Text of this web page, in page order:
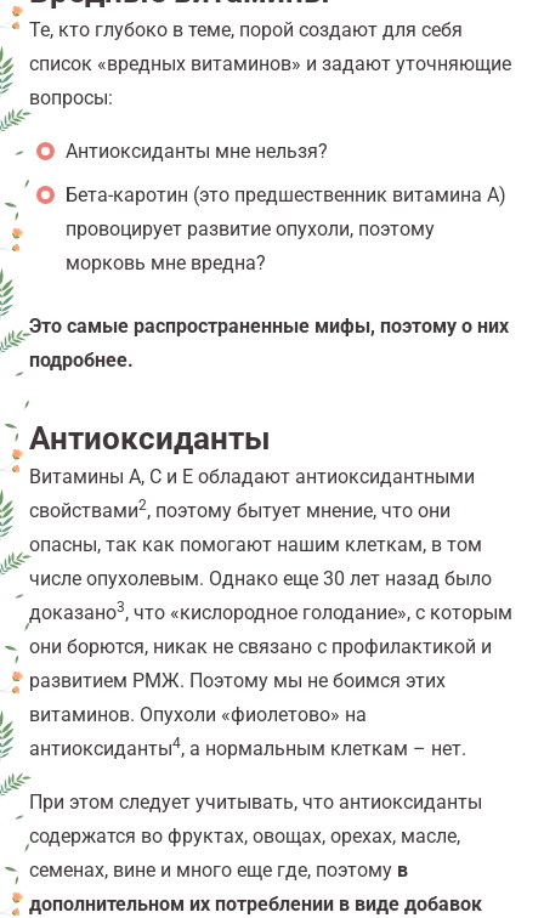
Те, кто глубоко в теме, порой создают для себя
список «вредных витаминов» и задают уточняющие
вопросы:
Антиоксиданты мне нельзя?
Бета-каротин (это предшественник витамина А)
провоцирует развитие опухоли, поэтому
морковь мне вредна?
Это самые распространенные мифы, поэтому о них
подробнее.
Антиоксиданты
Витамины А, С и Е обладают антиоксидантными
свойствами2, поэтому бытует мнение, что они
опасны, так как помогают нашим клеткам, в том
числе опухолевым. Однако еще 30 лет назад было
доказано3, что «кислородное голодание», с которым
они борются, никак не связано с профилактикой и
развитием РМЖ. Поэтому мы не боимся этих
витаминов. Опухоли «фиолетово» на
антиоксиданты4, а нормальным клеткам – нет.
При этом следует учитывать, что антиоксиданты
содержатся во фруктах, овощах, орехах, масле,
семенах, вине и много еще где, поэтому в
дополнительном их потреблении в виде добавок